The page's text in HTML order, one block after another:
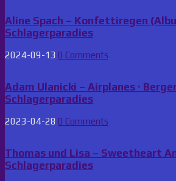
Aline Spach – Konfettiregen
Schlagerparadies
2024-09-13 0 Comments
Adam Ulanicki – Airplanes ·
Schlagerparadies
2023-04-28 0 Comments
Thomas und Lisa – Sweetheart
Schlagerparadies